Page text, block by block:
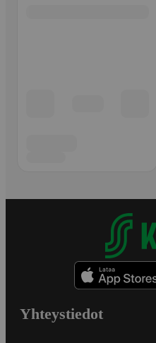
Yhteystiedot